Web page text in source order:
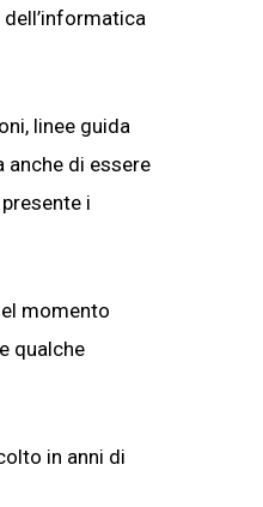
linee guida
anche di essere
i
momento
qualche
in anni di